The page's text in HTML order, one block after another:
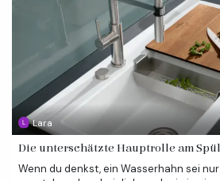
Lara
Die unterschätzte Hauptrolle am
Wenn du denkst, ein Wasserhahn sei